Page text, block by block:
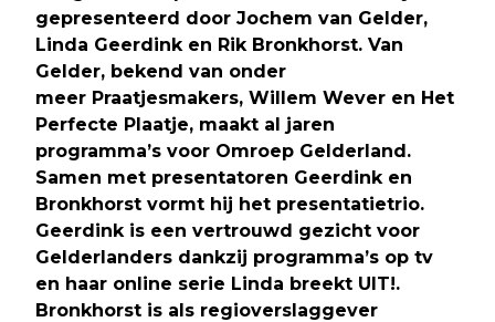
gepresenteerd door Jochem van Gelder,
Linda Geerdink en Rik Bronkhorst. Van
Gelder, bekend van onder
meer Praatjesmakers, Willem Wever en Het
Perfecte Plaatje, maakt al jaren
programma’s voor Omroep Gelderland.
Samen met presentatoren Geerdink en
Bronkhorst vormt hij het presentatietrio.
Geerdink is een vertrouwd gezicht voor
Gelderlanders dankzij programma’s op tv
en haar online serie Linda breekt UIT!.
Bronkhorst is als regioverslaggever